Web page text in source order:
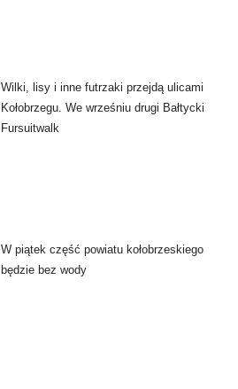
Wilki, lisy i inne futrzaki przejdą ulicami
Kołobrzegu. We wrześniu drugi Bałtycki
Fursuitwalk
W piątek część powiatu kołobrzeskiego
będzie bez wody